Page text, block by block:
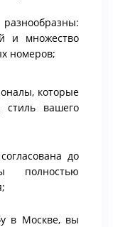
и множество
номеров;
которые
стиль вашего
до
полностью
в Москве, вы